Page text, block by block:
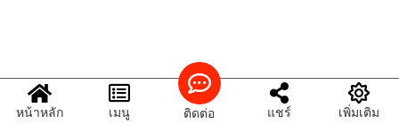
หน้าหลัก เมนู ติดต่อ แชร์ เพิ่มเติม